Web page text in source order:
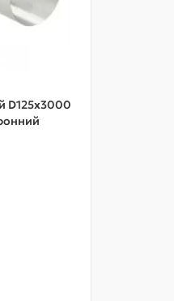
D125х3000